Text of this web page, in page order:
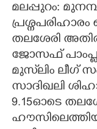
LITERATURE
CONTACT US
മലപ്പുറം:
തലശേരി
ജോസഫ്
മുസ്‌ലിം ലീഗ്
സാദിഖലി
9.15ഓടെ